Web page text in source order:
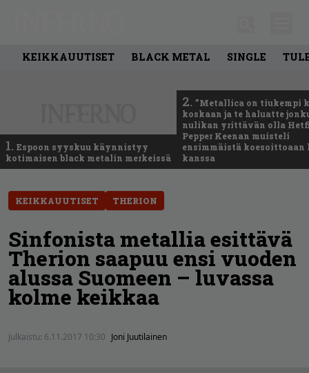
KEIKKAUUTISET BLACK METAL SINGLE
1. Espoon syyskuu käynnistyy
kotimaisen black metalin merkeissä
2. ”Metallica on tiukempi
koskaan ja te haluatte
nulikan yrittävän olla
Pepper Keenan muisteli
ensimmäistä
kanssa
KEIKKAUUTISET THERION
Sinfonista metallia esittävä
Therion saapuu ensi vuoden
alussa Suomeen – luvassa
kolme keikkaa
Julkaistu: 6.11.2017 10:30 Joni Juutilainen